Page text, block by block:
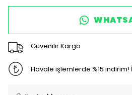
Güvenilir Kargo
Havale işlemlerde %15 indirim!